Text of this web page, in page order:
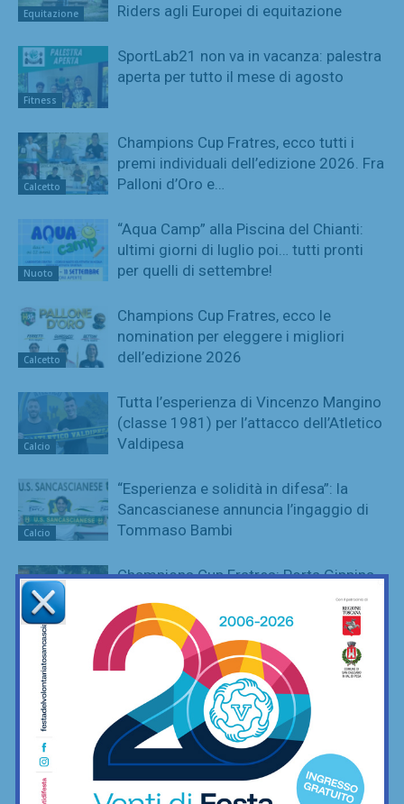
Equitazione
Riders agli Europei di equitazione
Fitness
SportLab21 non va in vacanza: palestra
aperta per tutto il mese di agosto
Calcetto
Champions Cup Fratres, ecco tutti i
premi individuali dell’edizione 2026. Fra
Palloni d’Oro e…
Nuoto
“Aqua Camp” alla Piscina del Chianti:
ultimi giorni di luglio poi… tutti pronti
per quelli di settembre!
Calcetto
Champions Cup Fratres, ecco le
nomination per eleggere i migliori
dell’edizione 2026
Calcio
Tutta l’esperienza di Vincenzo Mangino
(classe 1981) per l’attacco dell’Atletico
Valdipesa
Calcio
“Esperienza e solidità in difesa”: la
Sancascianese annuncia l’ingaggio di
Tommaso Bambi
Calcetto
Champions Cup Fratres: Porta Gippina
campione, spinto da una tifoseria
pazzesca
Calcetto
League Cup: Nutini e De Luca ai
supplementari danno la coppa a Virtus
Freschello
Calcetto
Champions Cup Amatori, vincono i
montespertolesi di Cantera ai rigori
contro Fc Crimi